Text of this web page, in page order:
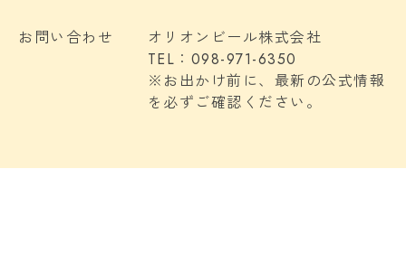
お問い合わせ
オリオンビール株式会社
TEL：098-971-6350
※お出かけ前に、最新の公式情報
を必ずご確認ください。